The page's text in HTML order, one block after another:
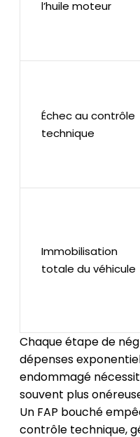
l’huile moteur
Échec au contrôle
technique
Immobilisation
totale du véhicule
Chaque étape de
dépenses
endommagé
souvent plus
Un FAP bouché
contrôle technique,